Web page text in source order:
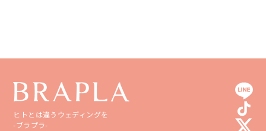
ヒトとは違うウェディングを
-ブラプラ-